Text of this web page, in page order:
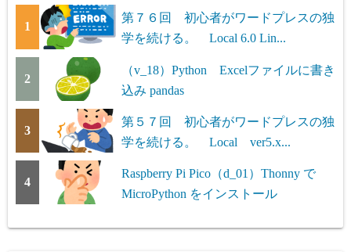
1
第７６回 初心者がワードプレスの独
学を続ける。 Local 6.0 Lin...
2
（v_18）Python Excelファイルに書き
込み pandas
3
第５７回 初心者がワードプレスの独
学を続ける。 Local ver5.x...
4
Raspberry Pi Pico（d_01）Thonny で
MicroPython をインストール